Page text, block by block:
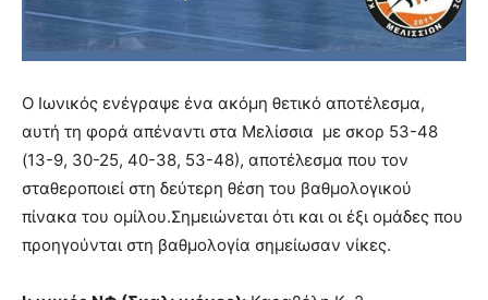
Ο Ιωνικός ενέγραψε ένα ακόμη θετικό αποτέλεσμα,
αυτή τη φορά απέναντι στα Μελίσσια με σκορ 53-48
(13-9, 30-25, 40-38, 53-48), αποτέλεσμα που τον
σταθεροποιεί στη δεύτερη θέση του βαθμολογικού
πίνακα του ομίλου.Σημειώνεται ότι και οι έξι ομάδες που
προηγούνται στη βαθμολογία σημείωσαν νίκες.